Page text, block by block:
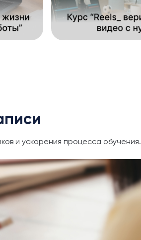
и ускорения процесса обучения.